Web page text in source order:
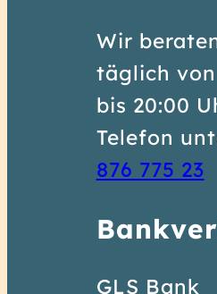
Wir
täglich von
bis 20:00
Telefon
876 775 230
5
GLS Bank